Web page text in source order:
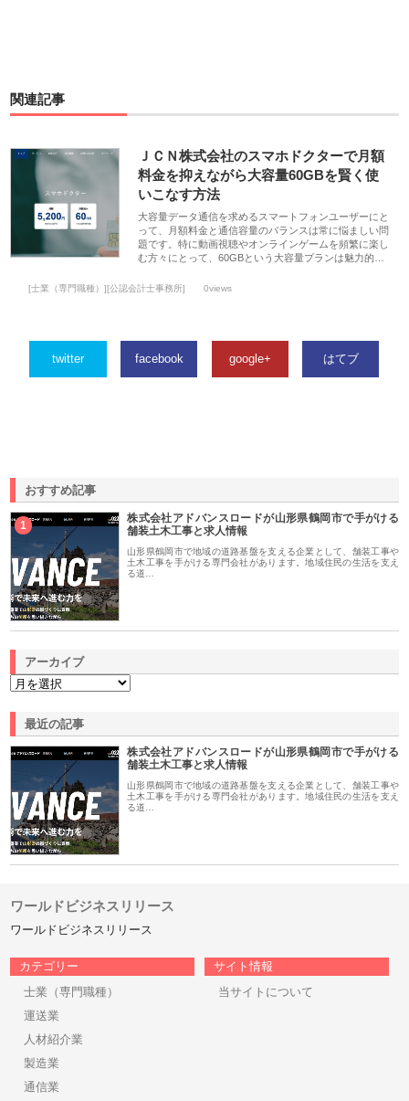
関連記事
ＪＣＮ株式会社のスマホドクターで月額
料金を抑えながら大容量60GBを賢く使
いこなす方法
大容量データ通信を求めるスマートフォンユーザーにと
って、月額料金と通信容量のバランスは常に悩ましい問
題です。特に動画視聴やオンラインゲームを頻繁に楽し
む方々にとって、60GBという大容量プランは魅力的…
[士業（専門職種）][公認会計士事務所] 0views
twitter facebook google+ はてブ
おすすめ記事
1
株式会社アドバンスロードが山形県鶴岡市で手がける
舗装土木工事と求人情報
山形県鶴岡市で地域の道路基盤を支える企業として、舗装工事や
土木工事を手がける専門会社があります。地域住民の生活を支え
る道…
アーカイブ
最近の記事
株式会社アドバンスロードが山形県鶴岡市で手がける
舗装土木工事と求人情報
山形県鶴岡市で地域の道路基盤を支える企業として、舗装工事や
土木工事を手がける専門会社があります。地域住民の生活を支え
る道…
ワールドビジネスリリース
ワールドビジネスリリース
カテゴリー
士業（専門職種）
運送業
人材紹介業
製造業
通信業
サイト情報
当サイトについて